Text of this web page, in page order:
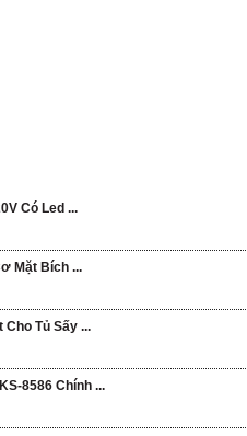
Có Led ...
Mặt Bích ...
Cho Tủ Sấy ...
8586 Chính ...